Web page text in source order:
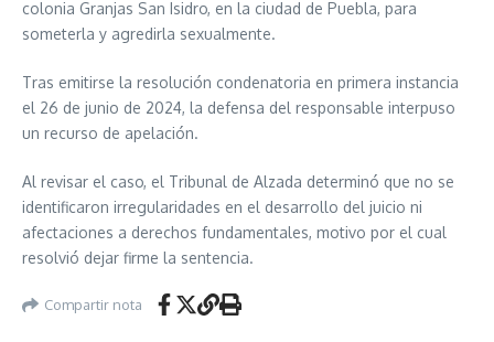
colonia Granjas San Isidro, en la ciudad de Puebla, para
someterla y agredirla sexualmente.
Tras emitirse la resolución condenatoria en primera instancia
el 26 de junio de 2024, la defensa del responsable interpuso
un recurso de apelación.
Al revisar el caso, el Tribunal de Alzada determinó que no se
identificaron irregularidades en el desarrollo del juicio ni
afectaciones a derechos fundamentales, motivo por el cual
resolvió dejar firme la sentencia.
Compartir nota